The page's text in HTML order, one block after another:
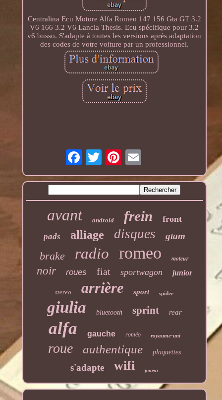
Centralina Ecu Motore Alfa Romeo 147 156 Gta GT 3.2
V6 166 3.2 V6 Lancia Thesis. Ecu spécifique pour 3.2
v6 busso. S'adapte à toutes les versions après adaptation
des codes de votre voiture par un professionnel.
avant android frein front
pads alliage disques gtam
brake radio romeo moteur
noir roues fiat sportwagon junior
stereo arrière sport spider
giulia bluetooth sprint rear
alfa gauche roméo royaume-uni
roue authentique plaquettes
s'adapte wifi joueur